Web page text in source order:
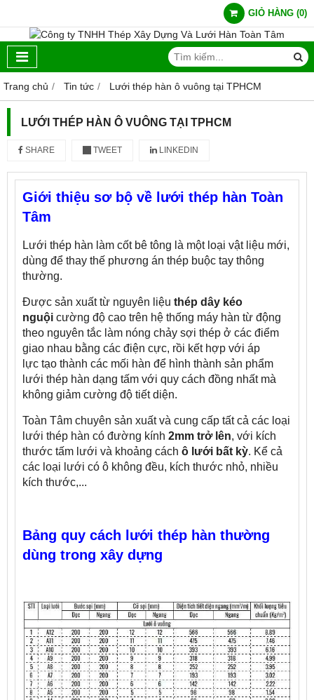
GIỎ HÀNG (0)
Trang chủ Tin tức Lưới thép hàn ô vuông tại TPHCM
LƯỚI THÉP HÀN Ô VUÔNG TẠI TPHCM
SHARE TWEET LINKEDIN
Giới thiệu sơ bộ về lưới thép hàn Toàn
Tâm
Lưới thép hàn làm cốt bê tông là một loại vật liệu mới,
dùng để thay thế phương án thép buộc tay thông
thường.
Được sản xuất từ nguyên liệu thép dây kéo
nguội cường độ cao trên hệ thống máy hàn từ động
theo nguyên tắc làm nóng chảy sợi thép ở các điểm
giao nhau bằng các điện cực, rồi kết hợp với áp
lực tạo thành các mối hàn để hình thành sản phẩm
lưới thép hàn dạng tấm với quy cách đồng nhất mà
không giảm cường độ tiết diện.
Toàn Tâm chuyên sản xuất và cung cấp tất cả các loại
lưới thép hàn có đường kính 2mm trở lên, với kích
thước tấm lưới và khoảng cách ô lưới bất kỳ. Kể cả
các loại lưới có ô không đều, kích thước nhỏ, nhiều
kích thước,...
Bảng quy cách lưới thép hàn thường
dùng trong xây dựng